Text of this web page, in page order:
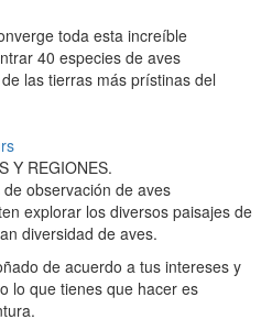
toda esta increíble
40 especies de aves
las tierras más prístinas del
Y REGIONES.
observación de aves
explorar los diversos paisajes de
diversidad de aves.
de acuerdo a tus intereses y
lo que tienes que hacer es